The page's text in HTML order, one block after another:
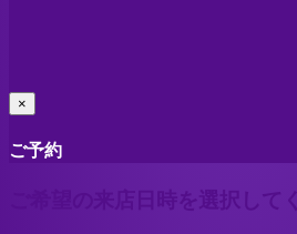
×
ご予約